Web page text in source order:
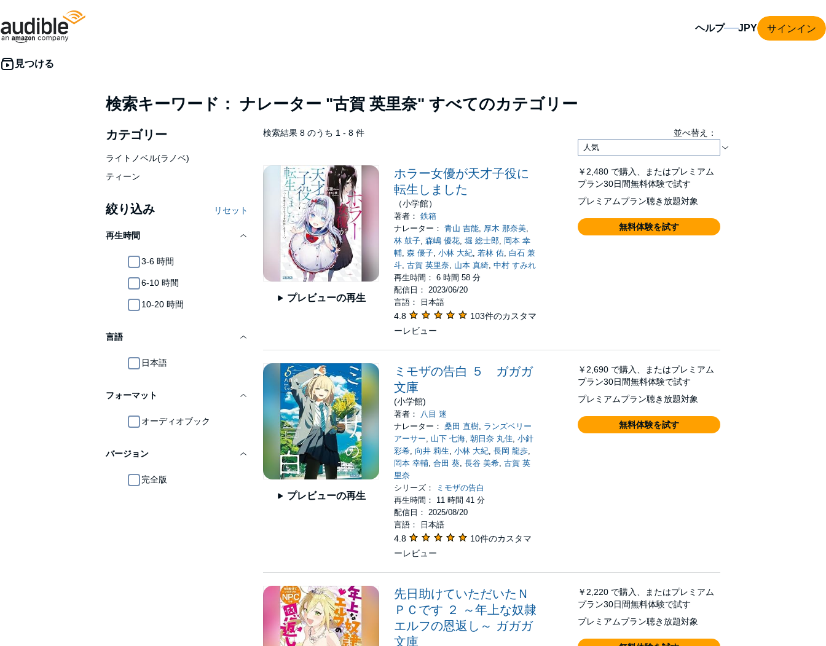
ヘルプ サインイン
検索キーワード： ナレーター "古賀 英里奈" すべてのカテゴリー
カテゴリー
ライトノベル(ラノベ)
ティーン
絞り込み リセット
再生時間
3-6 時間
6-10 時間
10-20 時間
言語
日本語
フォーマット
オーディオブック
バージョン
完全版
検索結果 8 のうち 1 - 8 件 並べ替え：
プレビューの再生
ホラー女優が天才子役に
転生しました
（小学館）
著者：鉄箱
ナレーター：青山 吉能, 厚木 那奈美,
林 鼓子,森嶋 優花,堀 総士郎, 岡本 幸
輔,森 優子,小林 大紀,若林 佑, 白石 兼
斗,古賀 英里奈, 山本 真綺,中村 すみれ
再生時間： 6 時間 58 分
配信日： 2023/06/20
言語： 日本語
4.8
103件のカスタマ
ーレビュー
￥2,480 で購入、またはプレミアム
プラン30日間無料体験で試す
プレミアムプラン聴き放題対象
無料体験を試す
プレビューの再生
ミモザの告白 ５ ガガガ
文庫
(小学館)
著者： 八目 迷
ナレーター：桑田 直樹, ランズベリー
アーサー, 山下 七海,朝日奈 丸佳,小針
彩希, 向井 莉生,小林 大紀,長岡 龍歩,
岡本 幸輔,合田 葵,長谷 美希,古賀 英
里奈
シリーズ：
ミモザの告白
再生時間： 11 時間 41 分
配信日： 2025/08/20
言語： 日本語
4.8
10件のカスタマ
ーレビュー
￥2,690 で購入、またはプレミアム
プラン30日間無料体験で試す
プレミアムプラン聴き放題対象
無料体験を試す
先日助けていただいたＮ
ＰＣです ２ ～年上な奴隷
エルフの恩返し～ ガガガ
文庫
￥2,220 で購入、またはプレミアム
プラン30日間無料体験で試す
プレミアムプラン聴き放題対象